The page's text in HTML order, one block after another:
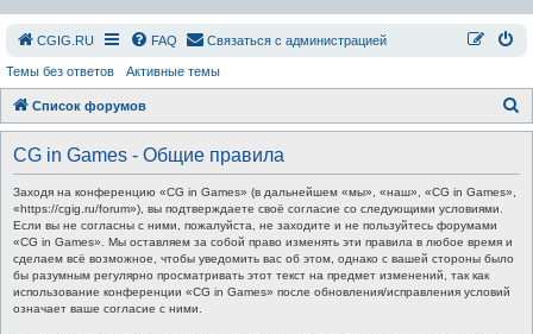
СGIG.RU FAQ Связаться с администрацией
Темы без ответов Активные темы
Список форумов
о
CG in Games - Общие правила
Заходя на конференцию «CG in Games» (в дальнейшем «мы», «наш», «CG in Games»,
«https://cgig.ru/forum»), вы подтверждаете своё согласие со следующими условиями.
Если вы не согласны с ними, пожалуйста, не заходите и не пользуйтесь форумами
«CG in Games». Мы оставляем за собой право изменять эти правила в любое время и
сделаем всё возможное, чтобы уведомить вас об этом, однако с вашей стороны было
бы разумным регулярно просматривать этот текст на предмет изменений, так как
использование конференции «CG in Games» после обновления/исправления условий
означает ваше согласие с ними.